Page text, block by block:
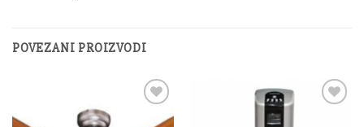
POVEZANI PROIZVODI